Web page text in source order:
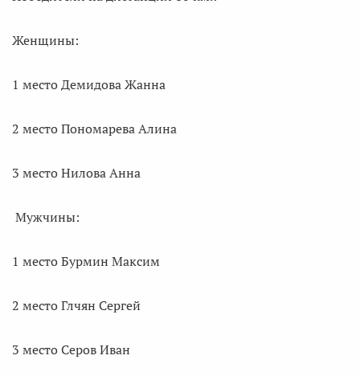
Женщины:
1 место Демидова Жанна
2 место Пономарева Алина
3 место Нилова Анна
Мужчины:
1 место Бурмин Максим
2 место Глчян Сергей
3 место Серов Иван